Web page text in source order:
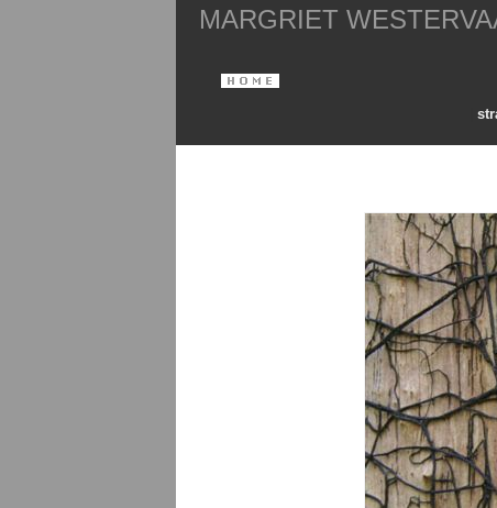
MARGRIET